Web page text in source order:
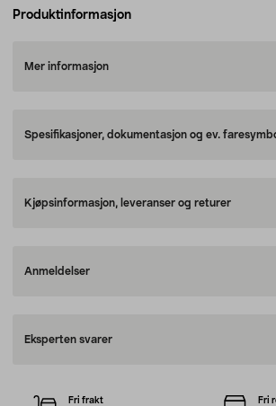
Produktinformasjon
Mer informasjon
Spesifikasjoner, dokumentasjon og ev.
Kjøpsinformasjon, leveranser og returer
Anmeldelser
Eksperten svarer
Fri frakt Fri